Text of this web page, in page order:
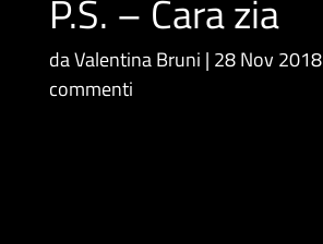
P.S. – Cara zia
daValentina Bruni 28 Nov 2018
commenti